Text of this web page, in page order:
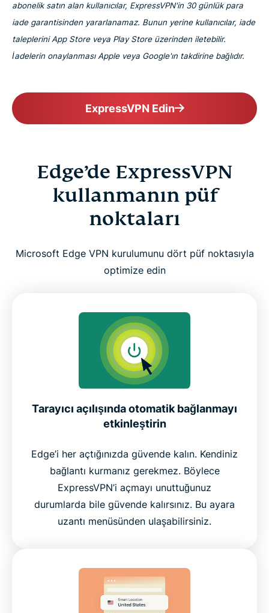
abonelik satın alan kullanıcılar, ExpressVPN'in 30 günlük para
iade garantisinden yararlanamaz. Bunun yerine kullanıcılar, iade
taleplerini App Store veya Play Store üzerinden iletebilir.
İadelerin onaylanması Apple veya Google'ın takdirine bağlıdır.
ExpressVPN Edin
Edge’de ExpressVPN
kullanmanın püf
noktaları
Microsoft Edge VPN kurulumunu dört püf noktasıyla
optimize edin
Tarayıcı açılışında otomatik bağlanmayı
etkinleştirin
Edge’i her açtığınızda güvende kalın. Kendiniz
bağlantı kurmanız gerekmez. Böylece
ExpressVPN’i açmayı unuttuğunuz
durumlarda bile güvende kalırsınız. Bu ayara
uzantı menüsünden ulaşabilirsiniz.